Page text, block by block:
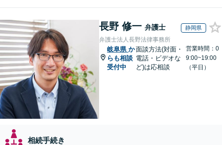
長野 修一 弁護士 静岡県
弁護士法人長野法律事務所
岐阜県 か
らも相談
受付中
面談方法(対面・
電話・ビデオな
ど)は応相談
営業時間：0
9:00~19:00
（平日）
相続手続き